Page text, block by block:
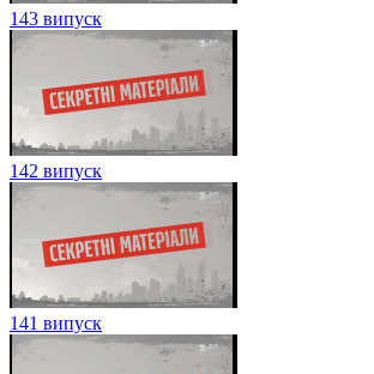
143 випуск
142 випуск
141 випуск